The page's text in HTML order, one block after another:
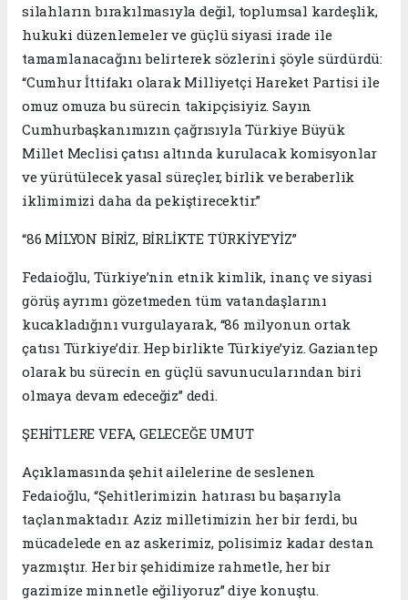
silahların bırakılmasıyla değil, toplumsal kardeşlik,
hukuki düzenlemeler ve güçlü siyasi irade ile
tamamlanacağını belirterek sözlerini şöyle sürdürdü:
“Cumhur İttifakı olarak Milliyetçi Hareket Partisi ile
omuz omuza bu sürecin takipçisiyiz. Sayın
Cumhurbaşkanımızın çağrısıyla Türkiye Büyük
Millet Meclisi çatısı altında kurulacak komisyonlar
ve yürütülecek yasal süreçler, birlik ve beraberlik
iklimimizi daha da pekiştirecektir.”
“86 MİLYON BİRİZ, BİRLİKTE TÜRKİYE’YİZ”
Fedaioğlu, Türkiye’nin etnik kimlik, inanç ve siyasi
görüş ayrımı gözetmeden tüm vatandaşlarını
kucakladığını vurgulayarak, “86 milyonun ortak
çatısı Türkiye’dir. Hep birlikte Türkiye’yiz. Gaziantep
olarak bu sürecin en güçlü savunucularından biri
olmaya devam edeceğiz” dedi.
ŞEHİTLERE VEFA, GELECEĞE UMUT
Açıklamasında şehit ailelerine de seslenen
Fedaioğlu, “Şehitlerimizin hatırası bu başarıyla
taçlanmaktadır. Aziz milletimizin her bir ferdi, bu
mücadelede en az askerimiz, polisimiz kadar destan
yazmıştır. Her bir şehidimize rahmetle, her bir
gazimize minnetle eğiliyoruz” diye konuştu.